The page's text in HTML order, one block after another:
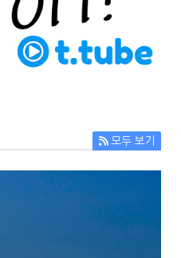
모두 보기